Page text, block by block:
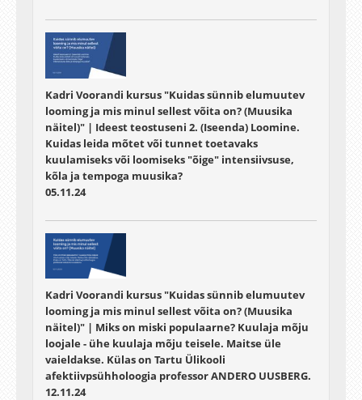
Kadri Voorandi kursus "Kuidas sünnib elumuutev
looming ja mis minul sellest võita on? (Muusika
näitel)" | Ideest teostuseni 2. (Iseenda) Loomine.
Kuidas leida mõtet või tunnet toetavaks
kuulamiseks või loomiseks "õige" intensiivsuse,
kõla ja tempoga muusika?
05.11.24
Kadri Voorandi kursus "Kuidas sünnib elumuutev
looming ja mis minul sellest võita on? (Muusika
näitel)" | Miks on miski populaarne? Kuulaja mõju
loojale - ühe kuulaja mõju teisele. Maitse üle
vaieldakse. Külas on Tartu Ülikooli
afektiivpsühholoogia professor ANDERO UUSBERG.
12.11.24